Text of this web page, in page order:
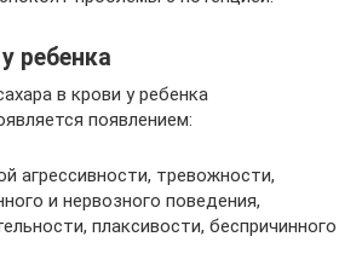
ребенка
в крови у ребенка
появлением:
агрессивности, тревожности,
и нервозного поведения,
плаксивости, беспричинного